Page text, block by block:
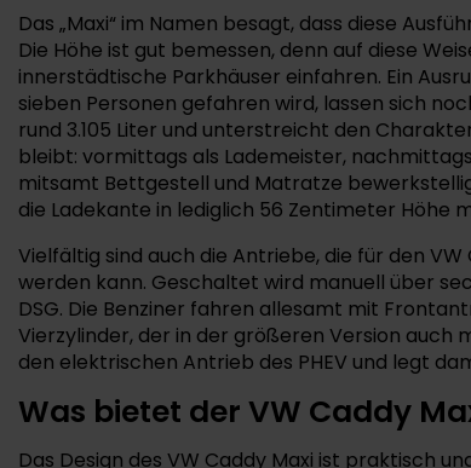
Das „Maxi“ im Namen besagt, dass diese
Die Höhe ist gut bemessen, denn auf diese
innerstädtische Parkhäuser einfahren. Ein
sieben Personen gefahren wird, lassen sich
rund 3.105 Liter und unterstreicht den
bleibt: vormittags als Lademeister,
mitsamt Bettgestell und Matratze
die Ladekante in lediglich 56 Zentimeter Höhe
Vielfältig sind auch die Antriebe, die für den
werden kann. Geschaltet wird manuell über
DSG. Die Benziner fahren allesamt mit
Vierzylinder, der in der größeren Version
den elektrischen Antrieb des PHEV und legt
Was bietet der VW Caddy
Das Design des VW Caddy Maxi ist praktisch